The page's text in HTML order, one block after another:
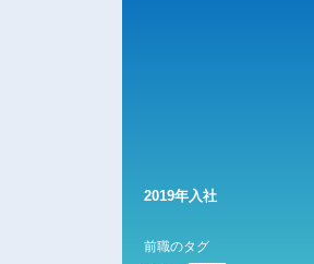
2019年入社
前職のタグ